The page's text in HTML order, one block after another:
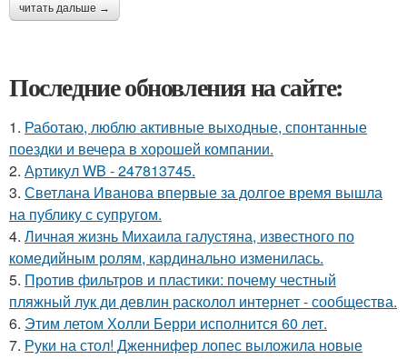
читать дальше →
Последние обновления на сайте:
1. Работаю, люблю активные выходные, спонтанные
поездки и вечера в хорошей компании.
2. Артикул WB - 247813745.
3. Светлана Иванова впервые за долгое время вышла
на публику с супругом.
4. Личная жизнь Михаила галустяна, известного по
комедийным ролям, кардинально изменилась.
5. Против фильтров и пластики: почему честный
пляжный лук ди девлин расколол интернет - сообщества.
6. Этим летом Холли Берри исполнится 60 лет.
7. Руки на стол! Дженнифер лопес выложила новые